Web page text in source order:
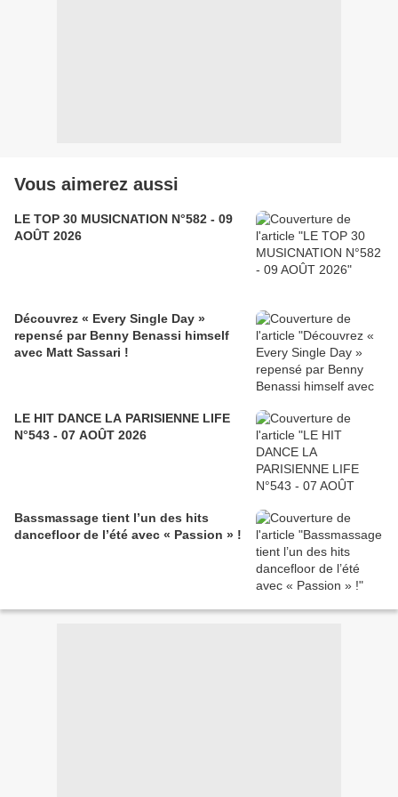
Vous aimerez aussi
LE TOP 30 MUSICNATION N°582 - 09
AOÛT 2026
Découvrez « Every Single Day »
repensé par Benny Benassi himself
avec Matt Sassari !
LE HIT DANCE LA PARISIENNE LIFE
N°543 - 07 AOÛT 2026
Bassmassage tient l’un des hits
dancefloor de l’été avec « Passion » !